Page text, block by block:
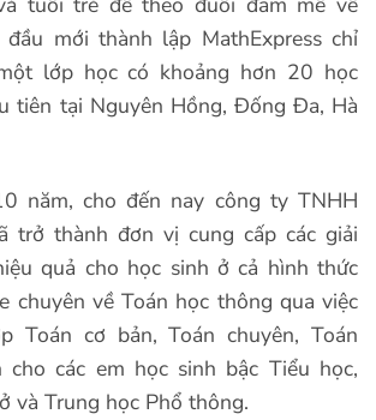
mới thành lập MathExpress chỉ
lớp học có khoảng hơn 20 học
tiên tại Nguyên Hồng, Đống Đa, Hà
năm, cho đến nay công ty TNHH
trở thành đơn vị cung cấp các giải
quả cho học sinh ở cả hình thức
chuyên về Toán học thông qua việc
Toán cơ bản, Toán chuyên, Toán
cho các em học sinh bậc Tiểu học,
và Trung học Phổ thông.